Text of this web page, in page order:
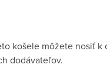
košele môžete nosiť k
dodávateľov.